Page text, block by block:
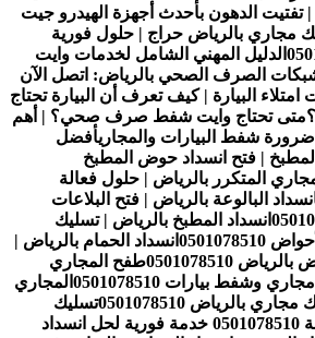
الدهون بأحدث أجهزة الهيدرو جيت
مجاري بالرياض حراج | حلول فورية
الدليل المهني الشامل لخدمات وايت
الصرف الصحي بالرياض: اتصل الآن
امتلاء البيارة | كيف تعرف أن البيارة تحتاج
متى تحتاج وايت شفط صرف صحي؟ | أهم
شفط البيارات والمجاريأفضل
| فتح انسداد حوض المطبخ
المتكرر بالرياض | حلول فعالة
البالوعة بالرياض | فتح البلاعات
انسداد المطبخ بالرياض | تسليك
انسداد الحمام بالرياض |
0501078510
طفح المجاري
بيارات 0501078510
المجاري
بالرياض 0501078510
تسليك
مجاري بالرياض 24 ساعة 0501078510 خدمة فورية لحل انسداد